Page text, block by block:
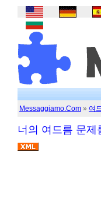
Messaggiamo.Com » 여
너의 여드름 문제